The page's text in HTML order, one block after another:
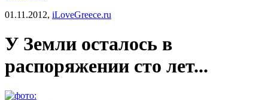
01.11.2012, iLoveGreece.ru
У Земли осталось в
распоряжении сто лет...